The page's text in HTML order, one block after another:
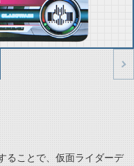
ることで、仮面ライダーデ